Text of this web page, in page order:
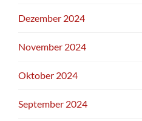
Dezember 2024
November 2024
Oktober 2024
September 2024